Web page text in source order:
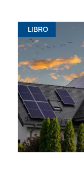
LIBRO